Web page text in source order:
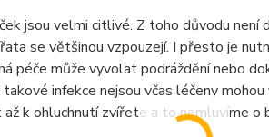
jsou velmi citlivé. Z toho důvodu
se většinou vzpouzejí. I přesto je
péče může vyvolat podráždění nebo
infekce nejsou včas léčeny
k ohluchnutí zvířete a to nemluvíme